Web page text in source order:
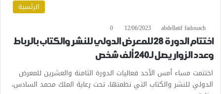
الرئسية
abdellatif fadouach
12/06/2023
0
اختتام الدورة 28 للمعرض الدولي للنشر والكتاب بالرباط
وعدد الزوار يصل لـ240 ألف شخص
اختتمت مساء أمس الأحد فعاليات الدورة الثامنة والعشرين للمعرض
الدولي للنشر والكتاب التي نظمتها، تحت رعاية الملك محمد السادس،